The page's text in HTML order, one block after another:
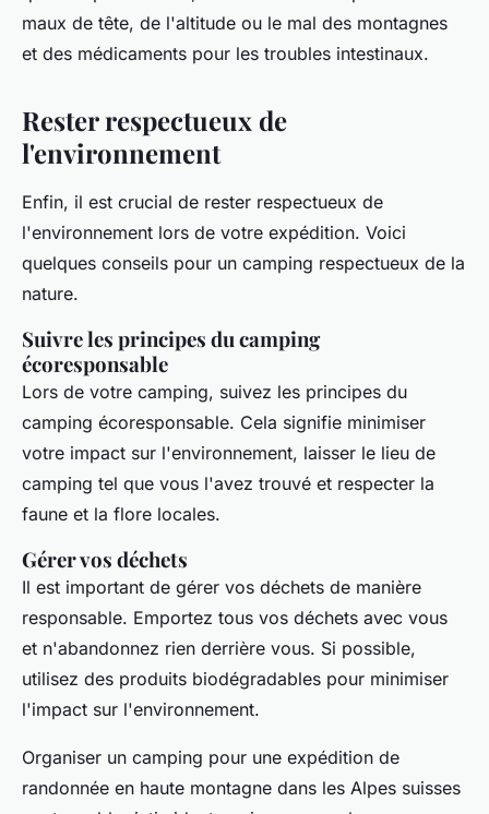
maux de tête, de l'altitude ou le mal des montagnes
et des médicaments pour les troubles intestinaux.
Rester respectueux de
l'environnement
Enfin, il est crucial de rester respectueux de
l'environnement lors de votre expédition. Voici
quelques conseils pour un camping respectueux de la
nature.
Suivre les principes du camping
écoresponsable
Lors de votre camping, suivez les principes du
camping écoresponsable. Cela signifie minimiser
votre impact sur l'environnement, laisser le lieu de
camping tel que vous l'avez trouvé et respecter la
faune et la flore locales.
Gérer vos déchets
Il est important de gérer vos déchets de manière
responsable. Emportez tous vos déchets avec vous
et n'abandonnez rien derrière vous. Si possible,
utilisez des produits biodégradables pour minimiser
l'impact sur l'environnement.
Organiser un camping pour une expédition de
randonnée en haute montagne dans les Alpes suisses